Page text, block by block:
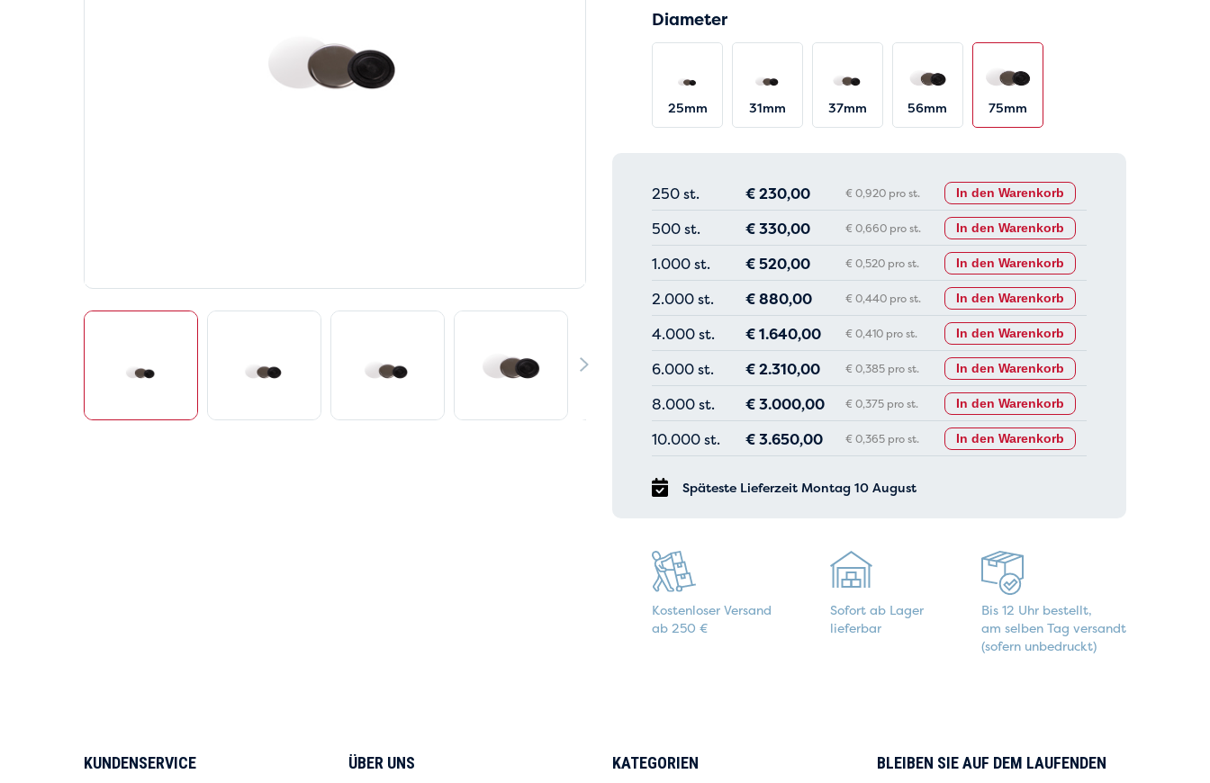
Diameter
25mm 31mm 37mm 56mm 75mm
250 st. €230,00 € 0,920 pro st. In den Warenkorb
500 st. €330,00 € 0,660 pro st. In den Warenkorb
1.000 st. €520,00 € 0,520 pro st. In den Warenkorb
2.000 st. €880,00 € 0,440 pro st. In den Warenkorb
4.000 st. €1.640,00 € 0,410 pro st. In den Warenkorb
6.000 st. €2.310,00 € 0,385 pro st. In den Warenkorb
8.000 st. €3.000,00 € 0,375 pro st. In den Warenkorb
10.000 st. €3.650,00 € 0,365 pro st. In den Warenkorb
Späteste Lieferzeit Montag 10 August
Kostenloser Versand
ab 250 €
Sofort ab Lager
lieferbar
Bis 12 Uhr bestellt,
am selben Tag versandt
(sofern unbedruckt)
KUNDENSERVICE ÜBER UNS KATEGORIEN BLEIBEN SIE AUF DEM LAUFENDEN